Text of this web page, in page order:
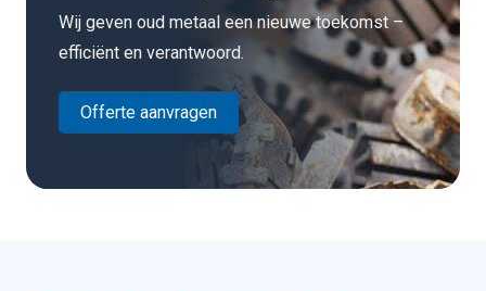
Wij geven oud metaal een nieuwe toekomst –
efficiënt en verantwoord.
Offerte aanvragen